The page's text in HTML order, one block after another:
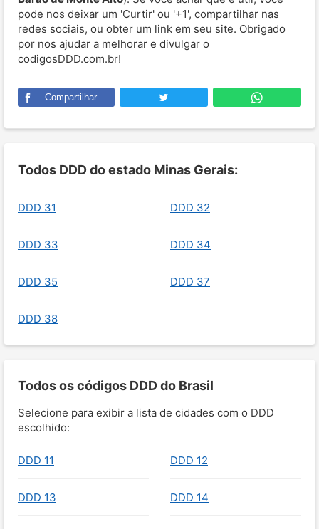
pode nos deixar um 'Curtir' ou '+1', compartilhar nas
redes sociais, ou obter um link em seu site. Obrigado
por nos ajudar a melhorar e divulgar o
codigosDDD.com.br!
Compartilhar
Todos DDD do estado Minas Gerais:
DDD 31 DDD 32
DDD 33 DDD 34
DDD 35 DDD 37
DDD 38
Todos os códigos DDD do Brasil
Selecione para exibir a lista de cidades com o DDD
escolhido:
DDD 11 DDD 12
DDD 13 DDD 14